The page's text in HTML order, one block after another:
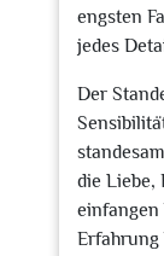
engsten
jedes
Der
die Liebe,
einfangen
Erfahrung